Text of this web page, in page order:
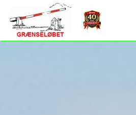
Skip to main content